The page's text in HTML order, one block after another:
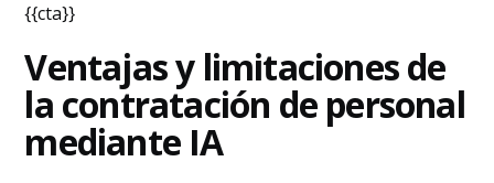
{{cta}}
Ventajas y limitaciones de
la contratación de personal
mediante IA